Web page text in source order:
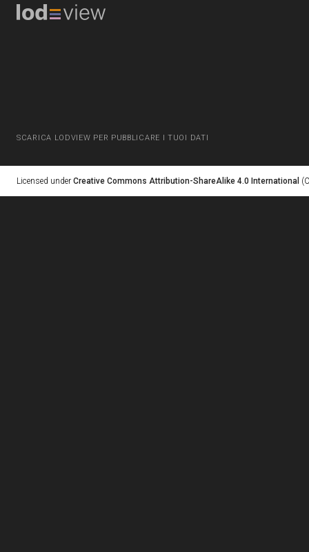
SCARICA LODVIEW PER PUBBLICARE I TUOI DATI
Licensed under Creative Commons Attribution-ShareAlike 4.0 International